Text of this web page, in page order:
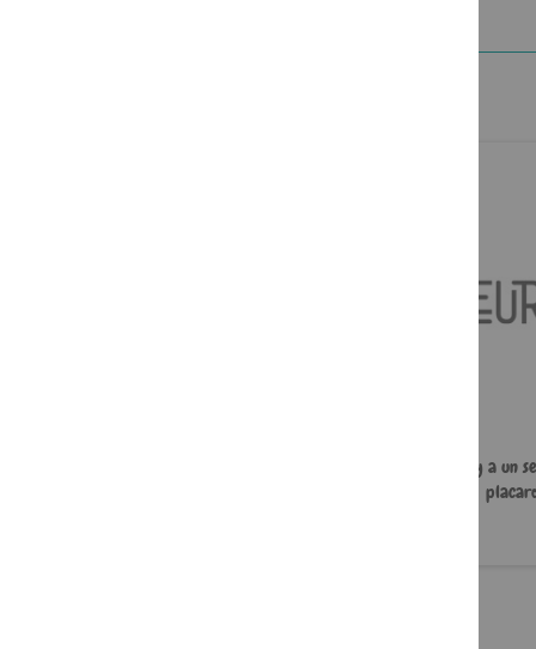
À l'aide, y a un